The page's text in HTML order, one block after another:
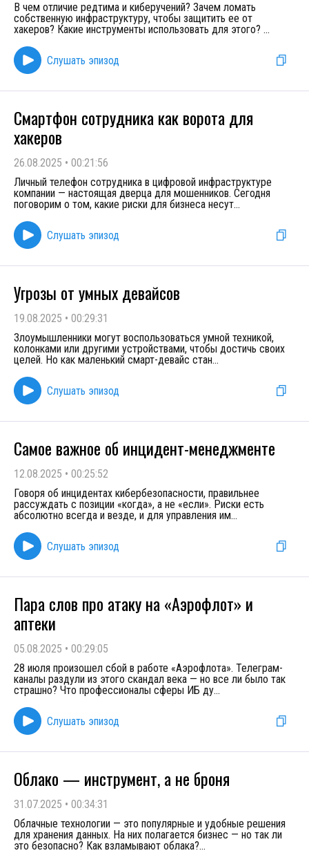
В чем отличие редтима и киберучений? Зачем ломать
собственную инфраструктуру, чтобы защитить ее от
хакеров? Какие инструменты использовать для этого? ...
Слушать эпизод
Смартфон сотрудника как ворота для
хакеров
26.08.2025 • 00:21:56
Личный телефон сотрудника в цифровой инфраструктуре
компании — настоящая дверца для мошенников. Сегодня
поговорим о том, какие риски для бизнеса несут...
Слушать эпизод
Угрозы от умных девайсов
19.08.2025 • 00:29:31
Злоумышленники могут воспользоваться умной техникой,
колонками или другими устройствами, чтобы достичь своих
целей. Но как маленький смарт-девайс стан...
Слушать эпизод
Самое важное об инцидент-менеджменте
12.08.2025 • 00:25:52
Говоря об инцидентах кибербезопасности, правильнее
рассуждать с позиции «когда», а не «если». Риски есть
абсолютно всегда и везде, и для управления им...
Слушать эпизод
Пара слов про атаку на «Аэрофлот» и
аптеки
05.08.2025 • 00:29:05
28 июля произошел сбой в работе «Аэрофлота». Телеграм-
каналы раздули из этого скандал века — но все ли было так
страшно? Что профессионалы сферы ИБ ду...
Слушать эпизод
Облако — инструмент, а не броня
31.07.2025 • 00:34:31
Облачные технологии — это популярные и удобные решения
для хранения данных. На них полагается бизнес — но так ли
это безопасно? Как взламывают облака?...